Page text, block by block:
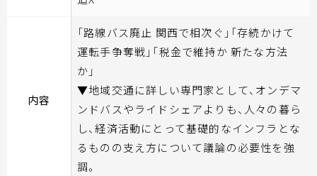
内容
「路線バス廃止 関西で相次ぐ」「存続かけて
運転手争奪戦」「税金で維持か 新たな方法
か」
▼地域交通に詳しい専門家として、オンデマ
ンドバスやライドシェアよりも、人々の暮ら
し、経済活動にとって基礎的なインフラとな
るものの支え方について議論の必要性を強
調。